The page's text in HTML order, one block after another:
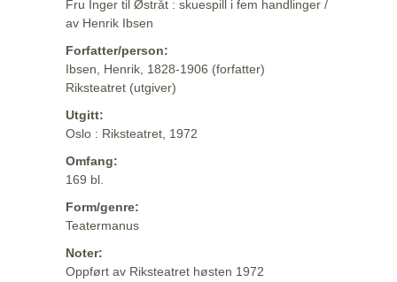
Fru Inger til Østråt : skuespill i fem handlinger /
av Henrik Ibsen
Forfatter/person:
Ibsen, Henrik, 1828-1906 (forfatter)
Riksteatret (utgiver)
Utgitt:
Oslo : Riksteatret, 1972
Omfang:
169 bl.
Form/genre:
Teatermanus
Noter:
Oppført av Riksteatret høsten 1972